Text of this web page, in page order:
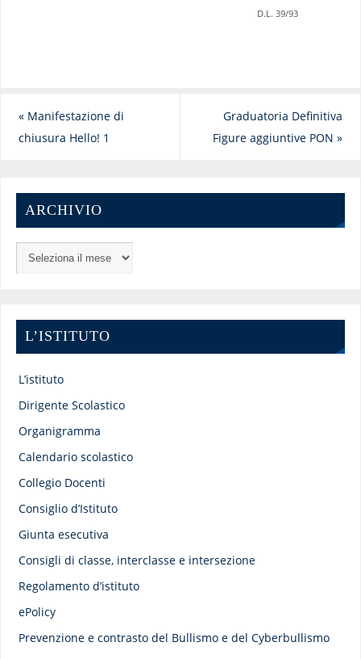
D.L. 39/93
«Manifestazione di
chiusura Hello! 1
Graduatoria Definitiva
Figure aggiuntive PON»
ARCHIVIO
L’ISTITUTO
L’istituto
Dirigente Scolastico
Organigramma
Calendario scolastico
Collegio Docenti
Consiglio d’Istituto
Giunta esecutiva
Consigli di classe, interclasse e intersezione
Regolamento d’istituto
ePolicy
Prevenzione e contrasto del Bullismo e del Cyberbullismo